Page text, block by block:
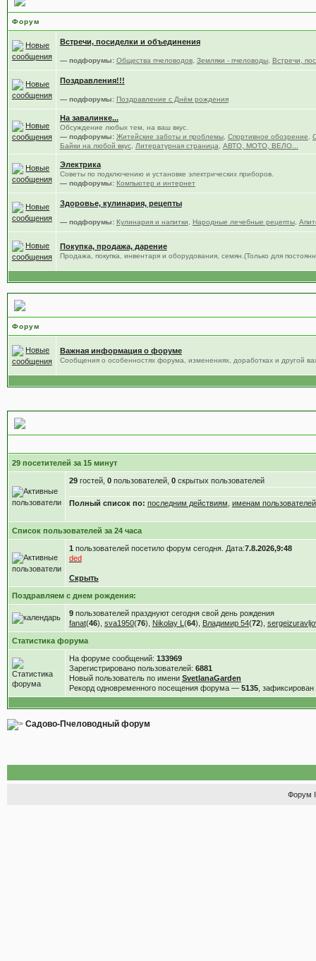
Форум
Встречи, посиделки и объединения
— подфорумы: Общества пчеловодов, Земляки - пчеловоды, Встречи,
Поздравления!!!
— подфорумы: Поздравление с Днём рождения
На завалинке...
Обсуждение любых тем, на ваш вкус.
— подфорумы: Житейские заботы и проблемы, Спортивное обозрение
Байки на любой вкус, Литературная страница АВТО, МОТО, ВЕЛО...
Электрика
Советы по подключению и установке электрических приборов.
— подфорумы: Компьютер и интернет
Здоровье, кулинария, рецепты
— подфорумы: Кулинария и напитки Народные лечебные рецепты,
Покупка, продажа, дарение
Продажа, покупка, инвентаря и оборудования, семян.(Только для
Форум
Важная информация о форуме
Сообщения о особенностях форума, изменениях, доработках и другой
29 посетителей за 15 минут
29гостей, 0пользователей, 0скрытых пользователей
Полный список по: последним действиям именам пользователей
Список пользователей за 24 часа
1 пользователей посетило форум сегодня. Дата:7.8.2026,9:48
ded
Скрыть
Поздравляем с днем рождения:
9пользователей празднуют сегодня свой день рождения
fanat(46), sva1950(76), Nikolay L (64), Владимир 54(72),
Статистика форума
На форуме сообщений: 133969
Зарегистрировано пользователей: 6881
Новый пользователь по имени SvetlanaGarden
Рекорд одновременного посещения форума — 5135,
Садово-Пчеловодный форум
Форум